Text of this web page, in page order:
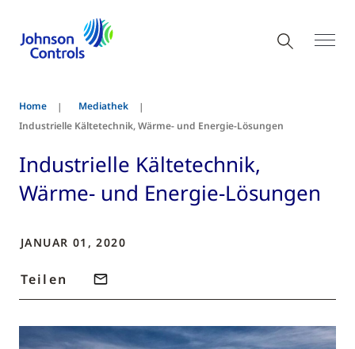
Home
Mediathek
Industrielle Kältetechnik, Wärme- und Energie-Lösungen
Industrielle Kältetechnik,
Wärme- und Energie-Lösungen
JANUAR 01, 2020
Teilen